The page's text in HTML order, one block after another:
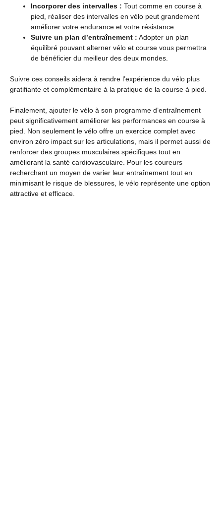
Incorporer des intervalles : Tout comme en course à
pied, réaliser des intervalles en vélo peut grandement
améliorer votre endurance et votre résistance.
Suivre un plan d’entraînement : Adopter un plan
équilibré pouvant alterner vélo et course vous permettra
de bénéficier du meilleur des deux mondes.
Suivre ces conseils aidera à rendre l’expérience du vélo plus
gratifiante et complémentaire à la pratique de la course à pied.
Finalement, ajouter le vélo à son programme d’entraînement
peut significativement améliorer les performances en course à
pied. Non seulement le vélo offre un exercice complet avec
environ zéro impact sur les articulations, mais il permet aussi de
renforcer des groupes musculaires spécifiques tout en
améliorant la santé cardiovasculaire. Pour les coureurs
recherchant un moyen de varier leur entraînement tout en
minimisant le risque de blessures, le vélo représente une option
attractive et efficace.